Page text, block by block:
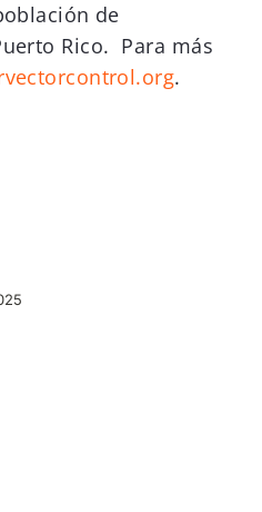
de
Rico. Para más
.